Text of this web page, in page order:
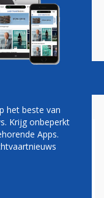
Vacatures
het beste van
Krijg onbeperkt
Apps.